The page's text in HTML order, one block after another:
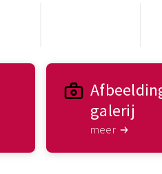
galerij
meer